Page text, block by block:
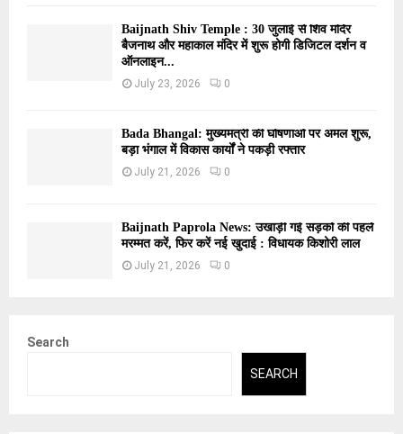
Baijnath Shiv Temple : 30 जुलाई से शिव मंदिर
बैजनाथ और महाकाल मंदिर में शुरू होगी डिजिटल दर्शन व
ऑनलाइन...
July 23, 2026 0
Bada Bhangal: मुख्यमंत्री की घोषणाओं पर अमल शुरू,
बड़ा भंगाल में विकास कार्यों ने पकड़ी रफ्तार
July 21, 2026 0
Baijnath Paprola News: उखाड़ी गई सड़कों की पहले
मरम्मत करें, फिर करें नई खुदाई : विधायक किशोरी लाल
July 21, 2026 0
Search
SEARCH